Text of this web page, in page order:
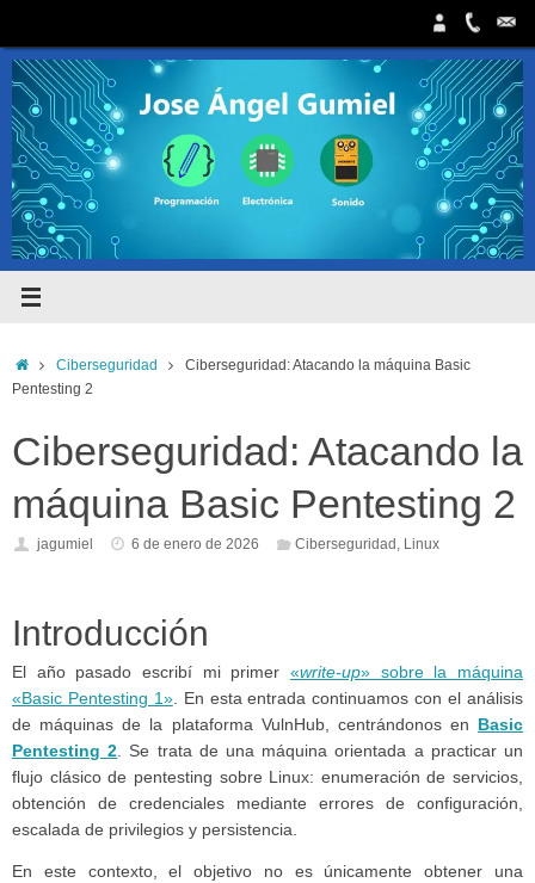
contenido
InicioCiberseguridad
Ciberseguridad: Atacando la máquina Basic
Pentesting 2
Ciberseguridad: Atacando la
máquina Basic Pentesting 2
jagumiel 6 de enero de 2026 Ciberseguridad , Linux
Introducción
El año pasado escribí mi primer «write-up» sobre la máquina
«Basic Pentesting 1». En esta entrada continuamos con el análisis
de máquinas de la plataforma VulnHub, centrándonos en Basic
Pentesting 2 . Se trata de una máquina orientada a practicar un
flujo clásico de pentesting sobre Linux: enumeración de servicios,
obtención de credenciales mediante errores de configuración,
escalada de privilegios y persistencia.
En este contexto, el objetivo no es únicamente obtener una